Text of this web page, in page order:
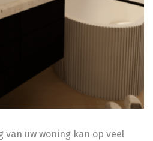
van uw woning kan op veel